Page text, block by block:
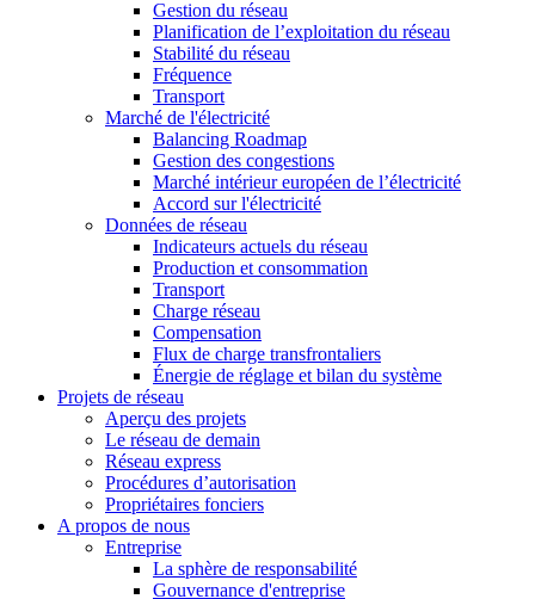
Gestion du réseau
Planification de l’exploitation du réseau
Stabilité du réseau
Fréquence
Transport
Marché de l'électricité
Balancing Roadmap
Gestion des congestions
Marché intérieur européen de l’électricité
Accord sur l'électricité
Données de réseau
Indicateurs actuels du réseau
Production et consommation
Transport
Charge réseau
Compensation
Flux de charge transfrontaliers
Énergie de réglage et bilan du système
Projets de réseau
Aperçu des projets
Le réseau de demain
Réseau express
Procédures d’autorisation
Propriétaires fonciers
A propos de nous
Entreprise
La sphère de responsabilité
Gouvernance d'entreprise